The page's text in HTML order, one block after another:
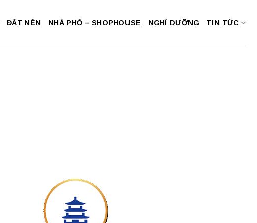
ĐẤT NỀN NHÀ PHỐ – SHOPHOUSE NGHỈ DƯỠNG TIN TỨC